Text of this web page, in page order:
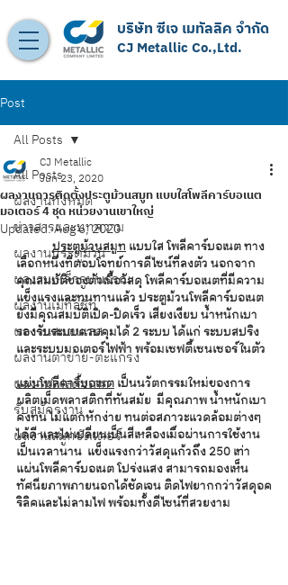
CJ Metallic Co.,Ltd.
บริษัท ซีเจ เมทัลลิค จำกัด
Post
All Posts
ผลงานทั้งหมด
ข่าวสารและบทความ
ผลงานประตูม้วน
ผลงานเหล็กรูปพรรณ
ผลงานเมทัลชีท
ผลงานสแตนเลส
ผลงานตาข่าย-ตะแกรง
ผลงานโฟลดิ้งเกท
รับสมัครงาน
ผลงานสมูทชัตเตอร์
All Posts
ผลงานการติดตั้งประตูม้วนสมูท แบบใสโพลีคาร์บอเนต
มอเตอร์ 4 ชุด หน่วยงานเขาใหญ่
CJ Metallic
Jun 23, 2020
Updated:Aug 6, 2020
ประตูม้วนสมูท แบบใส โพลีคาร์บอเนต ทาง
เลือกหนึ่งที่ตอบโจทย์การดีไซน์ที่ลงตัว นอกจาก
คุณสมบัติของตัวเนื้อวัสดุ โพลีคาร์บอเนตที่มีความ
แข็งแรงและทนทานแล้ว ประตูม้วนโพลีคาร์บอเนต
ยังมีคุณสมบัติเปิด-ปิดเร็ว เสียงเงียบ น้ำหนักเบา
รองรับระบบควบคุมได้ 2 ระบบ ได้แก่ ระบบสปริง
และระบบมอเตอร์ไฟฟ้า พร้อมเซฟตี้เซนเซอร์ในตัว
แผ่นโพลีคาร์บอเนต เป็นนวัตกรรมใหม่ของการ
ผลิตเม็ดพลาสติกที่ทันสมัย  มีคุณภาพ น้ำหนักเบา
คงทน ไม่แตกหักง่าย ทนต่อสภาวะแวดล้อมต่างๆ
ได้ดี และไม่เปลี่ยนเป็นสีเหลืองเมื่อผ่านการใช้งาน
เป็นเวลานาน  แข็งแรงกว่าวัสดุแก้วถึง 250 เท่า
แผ่นโพลีคาร์บอเนต โปร่งแสง สามารถมองเห็น
ทัศนียภาพภายนอกได้ชัดเจน ติดไฟยากกว่าวัสดุอค
ริลิคและไม่ลามไฟ พร้อมทั้งดีไซน์ที่สวยงาม